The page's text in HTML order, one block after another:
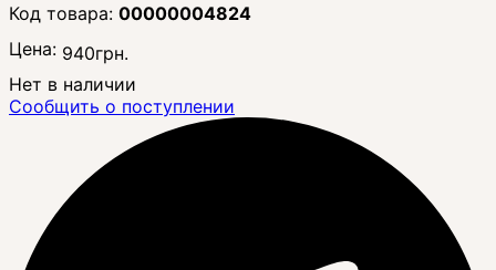
00000004824
Цена: 940грн.
Нет в наличии
Сообщить о поступлении